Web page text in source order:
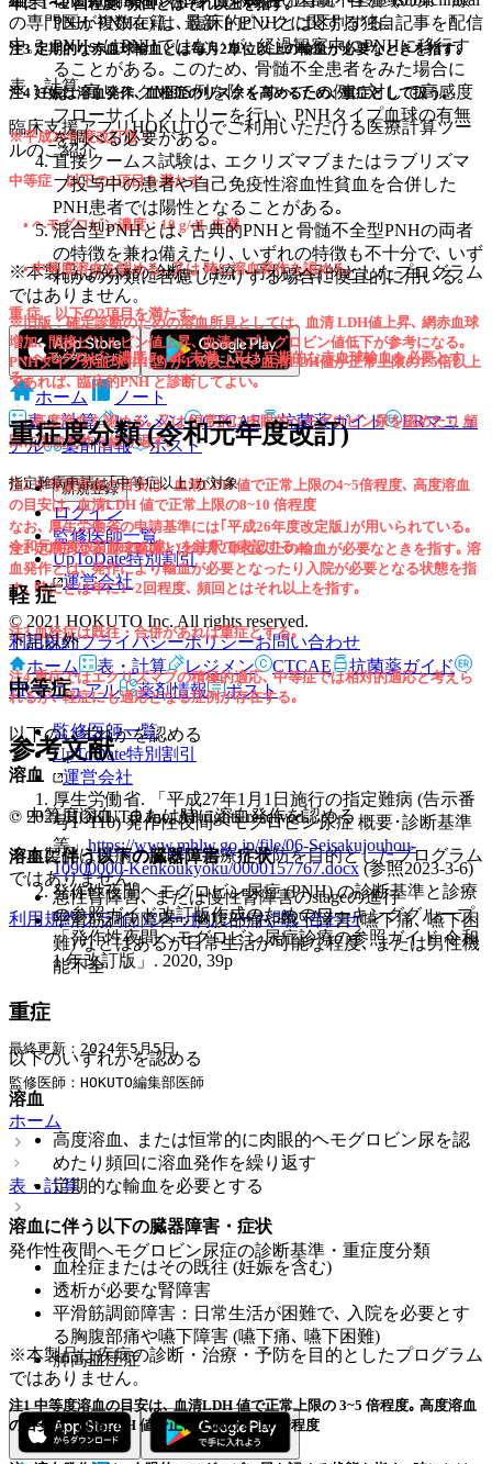
年に 1〜2 回程度､ 頻回とはそれ以上を指す｡
注3 定期的な赤血球輸血とは毎月2単位以上の輸血が必要なときを指す｡
注4 妊娠は溶血発作､ 血栓症のリスクを高めるため､ 重症として扱う｡
※平成26年度改訂版：
中等症以下の2項目を満たす｡
• ヘモグロビン濃度：10 g/dL 未満
• 中等度溶血を認める｡ 又は 時に溶血発作を認める｡
重 症以下の2項目を満たす｡
• ヘモグロビン濃度 7g/dL 未満 又は 定期的な赤血球輸血を必要とす
る｡
• 高度溶血を認める｡ 又は 恒常的に肉眼的ヘモグロビン尿を認めたり 頻
回に溶血発作を繰り返す｡
注1 中等度溶血の目安は､ 血清LDH 値で正常上限の4~5倍程度､ 高度溶血
の目安は､ 血清LDH 値で正常上限の8~10 倍程度
注2 定期的な赤血球輸血とは毎月2単位以上の輸血が必要なときを指す｡ 溶
血発作とは､ 発作により輸血が必要となったり入院が必要となる状態を指
す｡ 時にとは年に1~2回程度､ 頻回とはそれ以上を指す｡
注3 血栓症は既往・合併があれば重症とする｡
注4 重症ではエクリズマブの積極的適応､ 中等症では相対的適応と考えら
れるが､ 軽症にも適応となる症例が存在する｡
参考文献
厚生労働省. 「平成27年1月1日施行の指定難病 (告示番
号1~110) 発作性夜間ヘモグロビン尿症 概要･診断基準
等」https://www.mhlw.go.jp/file/06-Seisakujouhou-
10900000-Kenkoukyoku/0000157767.docx (参照2023-3-6)
発作性夜間ヘモグロビン尿症 (PNH) の診断基準と診療
の参照ガイド改訂版作成のためのワーキンググループ.
「発作性夜間ヘモグロビン尿症診療の参照ガイド 令和
1 年改訂版」. 2020, 39p
最終更新：2024年5月5日
監修医師：HOKUTO編集部医師
ホーム
表・計算
発作性夜間ヘモグロビン尿症の診断基準・重症度分類
※本製品は疾病の診断・治療・予防を目的としたプログラム
ではありません。
PNH: PNHsc) は､ 臨床的PNHとは区別する｡
PNHscはPNHではないが､ 経過観察中にPNHに移行す
ることがある｡ このため､ 骨髄不全患者をみた場合に
は､ 高リスクMDS例を除くすべての例に対して高感度
フローサイトメトリーを行い､ PNHタイプ血球の有無
を調べる必要がある｡
直接クームス試験は､ エクリズマブまたはラブリズマ
ブ投与中の患者や自己免疫性溶血性貧血を合併した
PNH患者では陽性となることがある｡
混合型PNHとは､ 古典的PNHと骨髄不全型PNHの両者
の特徴を兼ね備えたり､ いずれの特徴も不十分で､ いず
れかの分類に苦慮したりする場合に便宜的に用いる｡
※旧版：確定診断のための溶血所見としては､ 血清 LDH値上昇､ 網赤血球
増加､ 間接ビリルビン値上昇､ 血清ハプトグロビン値低下が参考になる｡
PNHタイプ赤血球 (III型) が1％以上で､ 血清LDH値が正常上限の1.5倍以上
であれば､ 臨床的PNH と診断してよい｡
重症度分類 (令和元年度改訂)
指定難病申請は｢中等症以上｣が対象
なお､ 厚生労働省の申請基準には｢平成26年度改定版｣が用いられている｡
令和元年度改訂版との違いを注釈で表記する｡
軽 症
下記以外
中等症
以下のいずれかを認める
溶血
・中等度溶血､ または時に溶血発作を認める
溶血に伴う以下の臓器障害・症状
急性腎障害､ または慢性腎障害のstageの進行
平滑筋調節障害：胸腹部痛や嚥下障害 (嚥下痛､ 嚥下困
難) などはあるが日常生活が可能な程度､ または男性機
能不全
重症
以下のいずれかを認める
溶血
高度溶血､ または恒常的に肉眼的ヘモグロビン尿を認
めたり頻回に溶血発作を繰り返す
定期的な輸血を必要とする
溶血に伴う以下の臓器障害・症状
血栓症またはその既往 (妊娠を含む)
透析が必要な腎障害
平滑筋調節障害：日常生活が困難で､ 入院を必要とす
る胸腹部痛や嚥下障害 (嚥下痛､ 嚥下困難)
肺高血圧症
注1 中等度溶血の目安は､ 血清LDH 値で正常上限の 3~5 倍程度｡ 高度溶血
の目安は､ 血清LDH 値で正常上限の 8~10 倍程度
の専門医が複数在籍。最新トピックに関する独自記事を配信
中。
表・計算
臨床支援アプリHOKUTOでご利用いただける医療計算ツー
ルのご紹介
※本製品は疾病の診断・治療・予防を目的としたプログラム
ではありません。
ホーム
ノート
表・計算
レジメン CTCAE 抗菌薬ガイド
ERマニュ
アル
薬剤情報 ポスト
新規登録
ログイン
監修医師一覧
UpToDate特別割引
運営会社
© 2021 HOKUTO Inc. All rights reserved.
利用規約プライバシーポリシーお問い合わせ
ホーム
表・計算 レジメン CTCAE
抗菌薬ガイド
ERマニュアル
薬剤情報 ポスト
監修医師一覧
UpToDate特別割引
運営会社
© 2021 HOKUTO Inc. All rights reserved.
※本製品は疾病の診断・治療・予防を目的としたプログラム
ではありません。
利用規約プライバシーポリシーお問い合わせ